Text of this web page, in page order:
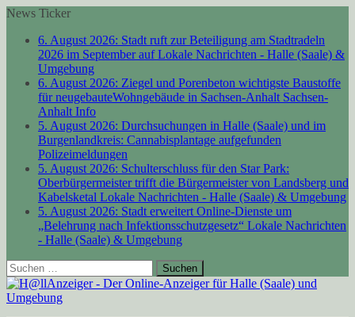
News Ticker
6. August 2026: Stadt ruft zur Beteiligung am Stadtradeln
2026 im September aufLokale Nachrichten - Halle (Saale) &
Umgebung
6. August 2026: Ziegel und Porenbeton wichtigste Baustoffe
für neugebauteWohngebäude in Sachsen-Anhalt Sachsen-
Anhalt Info
5. August 2026: Durchsuchungen in Halle (Saale) und im
Burgenlandkreis: Cannabisplantage aufgefunden
Polizeimeldungen
5. August 2026: Schulterschluss für den Star Park:
Oberbürgermeister trifft die Bürgermeister von Landsberg und
Kabelsketal Lokale Nachrichten - Halle (Saale) & Umgebung
5. August 2026: Stadt erweitert Online-Dienste um
„Belehrung nach Infektionsschutzgesetz“ Lokale Nachrichten
- Halle (Saale) & Umgebung
Suchen
nach: